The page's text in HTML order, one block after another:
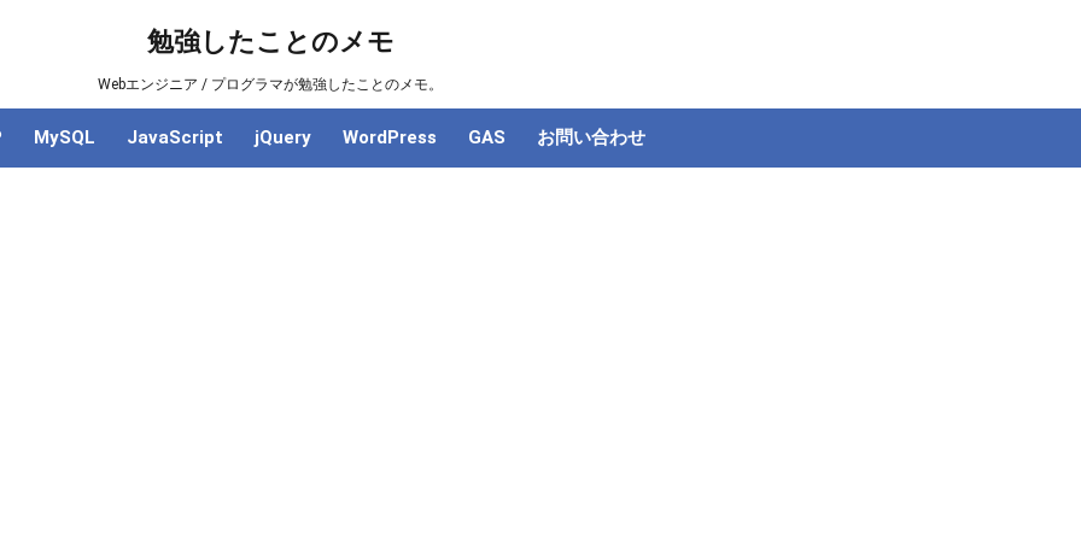
勉強したことのメモ
Webエンジニア / プログラマが勉強したことのメモ。
MySQL JavaScript jQuery WordPress GAS お問い合わせ